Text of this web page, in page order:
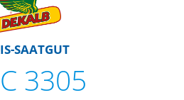
SAATGUT
3305